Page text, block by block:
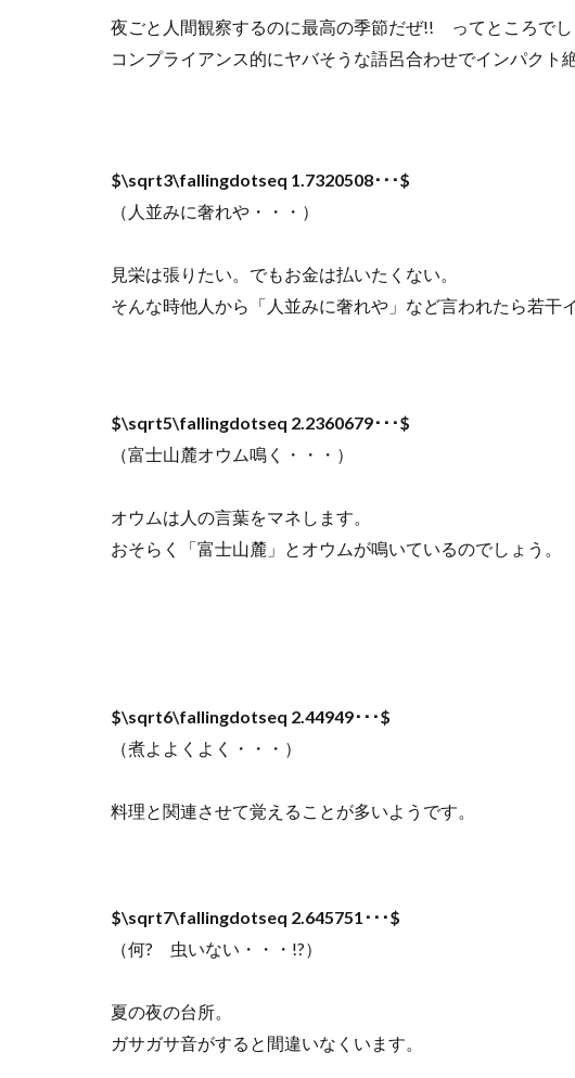
夜ごと人間観察するのに最高の季節だぜ!! ってところでし
コンプライアンス的にヤバそうな語呂合わせでインパクト
$\sqrt3\fallingdotseq 1.7320508･･･$
（人並みに奢れや・・・）
見栄は張りたい。でもお金は払いたくない。
そんな時他人から「人並みに奢れや」など言われたら若干
$\sqrt5\fallingdotseq 2.2360679･･･$
（富士山麓オウム鳴く・・・）
オウムは人の言葉をマネします。
おそらく「富士山麓」とオウムが鳴いているのでしょう。
$\sqrt6\fallingdotseq 2.44949･･･$
（煮よよくよく・・・）
料理と関連させて覚えることが多いようです。
$\sqrt7\fallingdotseq 2.645751･･･$
（何? 虫いない・・・!?）
夏の夜の台所。
ガサガサ音がすると間違いなくいます。